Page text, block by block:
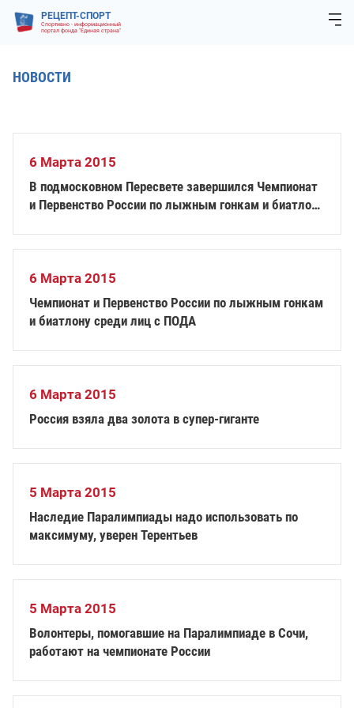
РЕЦЕПТ-СПОРТ
Спортивно - информационный
портал фонда "Единая страна"
НОВОСТИ
6 Марта 2015
В подмосковном Пересвете завершился Чемпионат
и Первенство России по лыжным гонкам и биатлону
6 Марта 2015
Чемпионат и Первенство России по лыжным гонкам
и биатлону среди лиц с ПОДА
6 Марта 2015
Россия взяла два золота в супер-гиганте
5 Марта 2015
Наследие Паралимпиады надо использовать по
максимуму, уверен Терентьев
5 Марта 2015
Волонтеры, помогавшие на Паралимпиаде в Сочи,
работают на чемпионате России